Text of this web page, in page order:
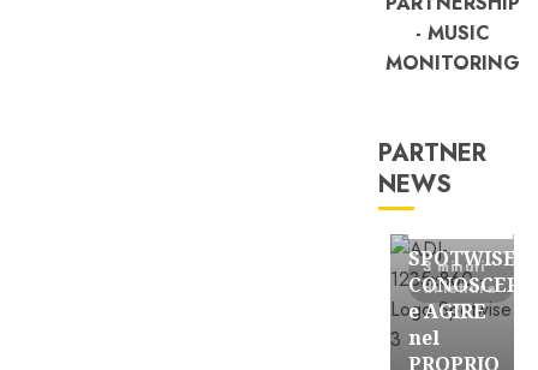
- MUSIC
MONITORING
PARTNER
NEWS
3 minuti
di lettura
FREE
SPOTWISE:
CONOSCERE
e AGIRE
nel
PROPRIO